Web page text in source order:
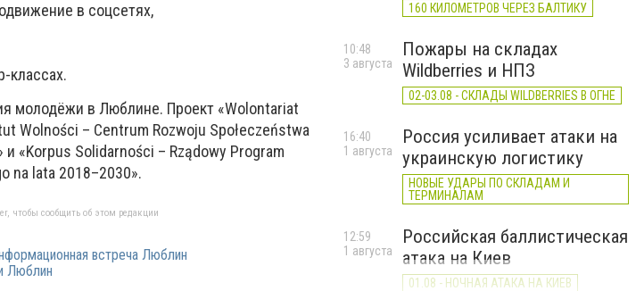
в соцсетях,
классах.
молодёжи в Люблине. Проект «Wolontariat
Wolności – Centrum Rozwoju Społeczeństwa
и «Korpus Solidarności – Rządowy Program
na lata 2018–2030».
чтобы сообщить об этом редакции
встреча Люблин
Люблин
160 КИЛОМЕТРОВ ЧЕРЕЗ БАЛТИКУ
Пожары на складах
Wildberries и НПЗ
02-03.08 - СКЛАДЫ WILDBERRIES В ОГНЕ
10:48
3 августа
Россия усиливает атаки на
украинскую логистику
НОВЫЕ УДАРЫ ПО СКЛАДАМ И
ТЕРМИНАЛАМ
16:40
1 августа
Российская баллистическая
атака на Киев
01.08 - НОЧНАЯ АТАКА НА КИЕВ
12:59
1 августа